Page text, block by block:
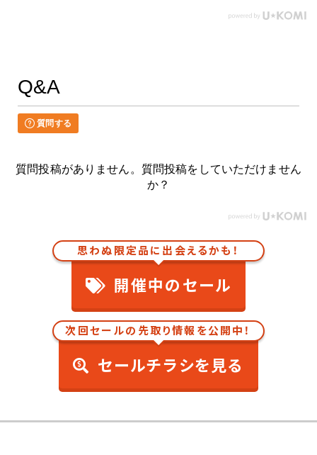
Q&A
質問する
質問投稿がありません。質問投稿をしていただけません
か？
思わぬ限定品に出会えるかも！
開催中のセール
次回セールの先取り情報を公開中！
セールチラシを見る